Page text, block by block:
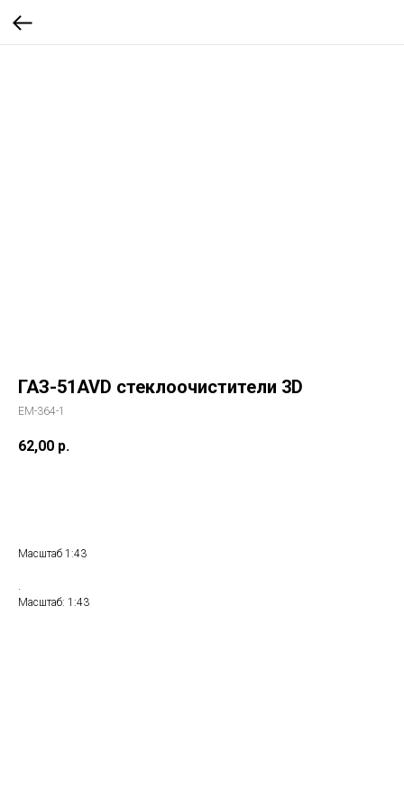
ГАЗ-51AVD стеклоочистители 3D
ЕМ-364-1
62,00 р.
Масштаб 1:43
.
Масштаб: 1:43